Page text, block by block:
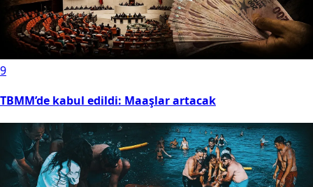
9
TBMM’de kabul edildi: Maaşlar artacak